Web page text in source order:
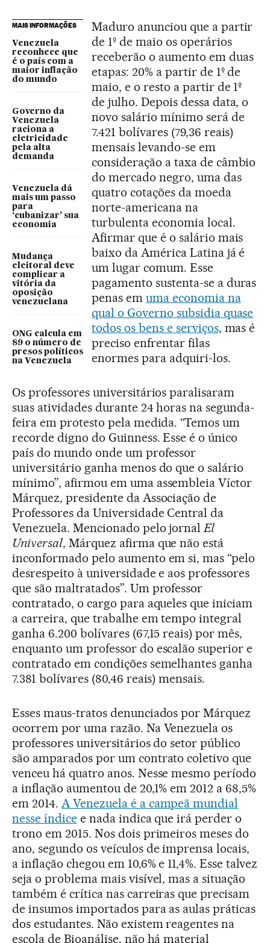
MAIS INFORMAÇÕES
Venezuela
reconhece que
é o país com a
maior inflação
do mundo
Governo da
Venezuela
raciona a
eletricidade
pela alta
demanda
Venezuela dá
mais um passo
para
‘cubanizar’ sua
economia
Mudança
eleitoral deve
complicar a
vitória da
oposição
venezuelana
ONG calcula em
89 o número de
presos políticos
na Venezuela
Maduro anunciou que a partir
de 1º de maio os operários
receberão o aumento em duas
etapas: 20% a partir de 1º de
maio, e o resto a partir de 1º
de julho. Depois dessa data, o
novo salário mínimo será de
7.421 bolívares (79,36 reais)
mensais levando-se em
consideração a taxa de câmbio
do mercado negro, uma das
quatro cotações da moeda
norte-americana na
turbulenta economia local.
Afirmar que é o salário mais
baixo da América Latina já é
um lugar comum. Esse
pagamento sustenta-se a duras
penas em uma economia na
qual o Governo subsidia quase
todos os bens e serviços, mas é
preciso enfrentar filas
enormes para adquiri-los.
Os professores universitários paralisaram
suas atividades durante 24 horas na segunda-
feira em protesto pela medida. “Temos um
recorde digno do Guinness. Esse é o único
país do mundo onde um professor
universitário ganha menos do que o salário
mínimo”, afirmou em uma assembleia Víctor
Márquez, presidente da Associação de
Professores da Universidade Central da
Venezuela. Mencionado pelo jornalEl
Universal, Márquez afirma que não está
inconformado pelo aumento em si, mas “pelo
desrespeito à universidade e aos professores
que são maltratados”. Um professor
contratado, o cargo para aqueles que iniciam
a carreira, que trabalhe em tempo integral
ganha 6.200 bolívares (67,15 reais) por mês,
enquanto um professor do escalão superior e
contratado em condições semelhantes ganha
7.381 bolívares (80,46 reais) mensais.
Esses maus-tratos denunciados por Márquez
ocorrem por uma razão. Na Venezuela os
professores universitários do setor público
são amparados por um contrato coletivo que
venceu há quatro anos. Nesse mesmo período
a inflação aumentou de 20,1% em 2012 a 68,5%
em 2014. A Venezuela é a campeã mundial
nesse índicee nada indica que irá perder o
trono em 2015. Nos dois primeiros meses do
ano, segundo os veículos de imprensa locais,
a inflação chegou em 10,6% e 11,4%. Esse talvez
seja o problema mais visível, mas a situação
também é crítica nas carreiras que precisam
de insumos importados para as aulas práticas
dos estudantes. Não existem reagentes na
escola de Bioanálise, não há material